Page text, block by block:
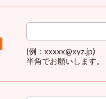
(例：xxxxx@xyz.jp)
半角でお願いします。